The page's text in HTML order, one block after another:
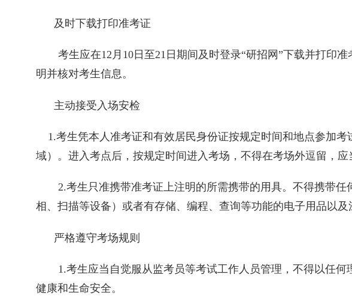
及时下载打印准考证
考生应在12 月 10 日至21 日期间及时登录“研招网”下载并打印
明并核对考生信息。
主动接受入场安检
1.考生凭本人准考证和有效居民身份证按规定时间和地点参加
域）。进入考点后，按规定时间进入考场，不得在考场外逗留，
2.考生只准携带准考证上注明的所需携带的用具。不得携带
相、扫描等设备）或者有存储、编程、查询等功能的电子用品以
严格遵守考场规则
1.考生应当自觉服从监考员等考试工作人员管理，不得以任
健康和生命安全。